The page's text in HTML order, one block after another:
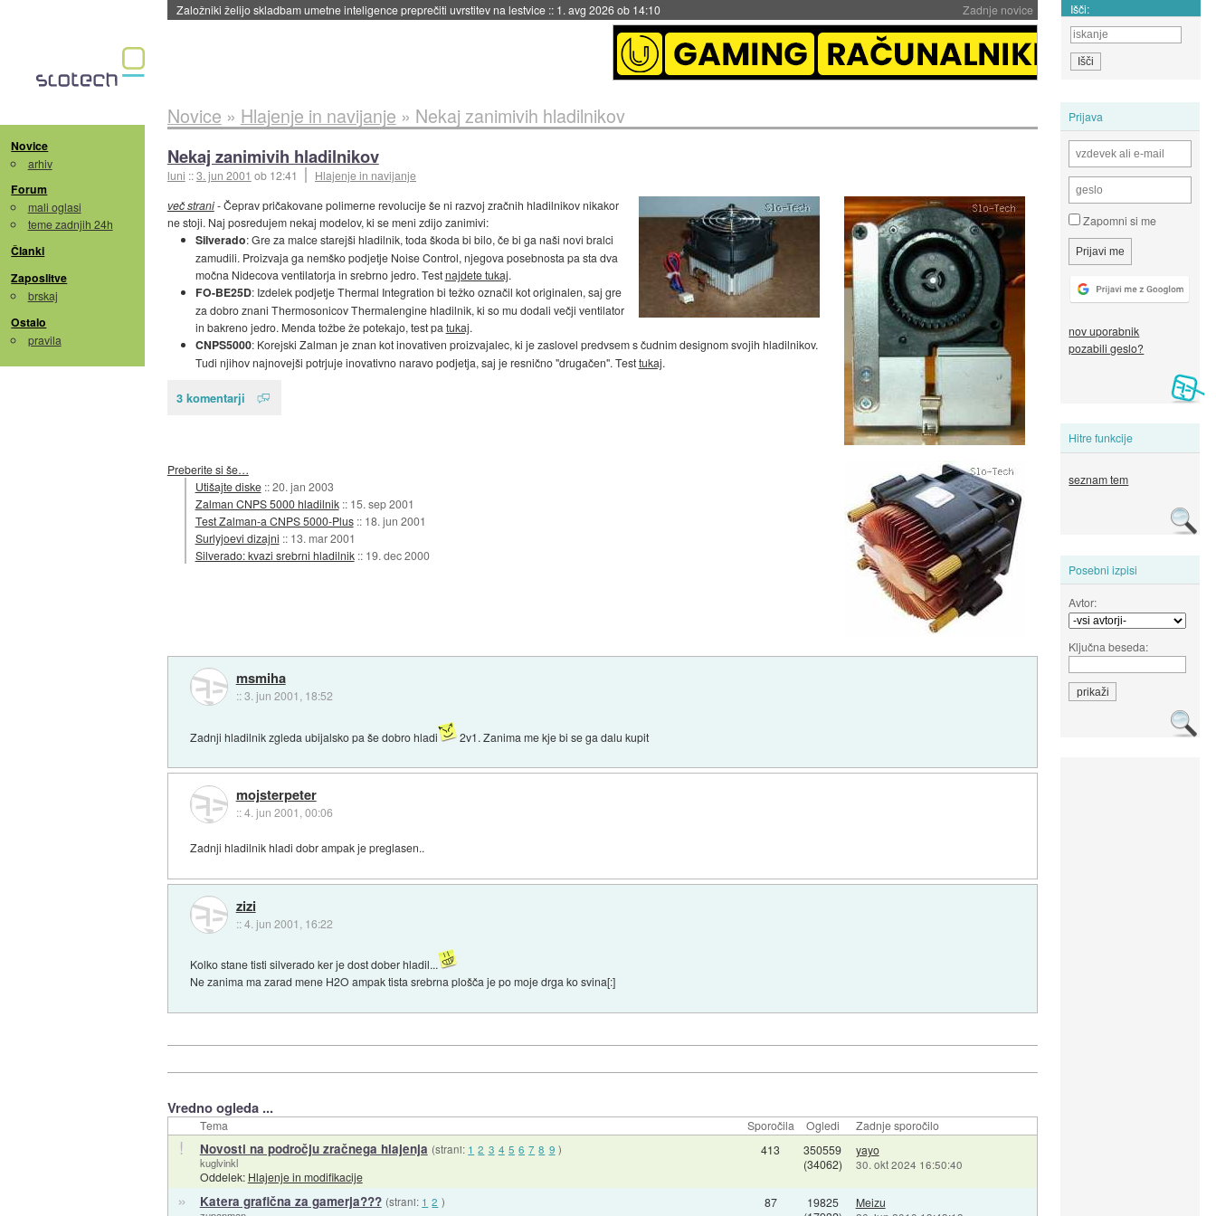
Zadnje novice
Založniki želijo skladbam umetne inteligence preprečiti uvrstitev na lestvice :: 1. avg 2026 ob 14:10 Išči:
Novice
arhiv
Forum
mali oglasi
teme zadnjih 24h
Članki
Zaposlitve
brskaj
Ostalo
pravila
Prijava
Zapomni si me
nov uporabnik
pozabili geslo?
Hitre funkcije
seznam tem
Posebni izpisi
Avtor:
Ključna beseda:
Novice » Hlajenje in navijanje » Nekaj zanimivih hladilnikov
Nekaj zanimivih hladilnikov
luni ::3. jun 2001 ob 12:41
Hlajenje in navijanje
več strani- Čeprav pričakovane polimerne revolucije še ni razvoj zračnih hladilnikov nikakor
ne stoji. Naj posredujem nekaj modelov, ki se meni zdijo zanimivi:
Silverado: Gre za malce starejši hladilnik, toda škoda bi bilo, če bi ga naši novi bralci
zamudili. Proizvaja ga nemško podjetje Noise Control, njegova posebnosta pa sta dva
močna Nidecova ventilatorja in srebrno jedro. Testnajdete tukaj.
FO-BE25D: Izdelek podjetje Thermal Integration bi težko označil kot originalen, saj gre
za dobro znani Thermosonicov Thermalengine hladilnik, ki so mu dodali večji ventilator
in bakreno jedro. Menda tožbe že potekajo, test pa tukaj.
CNPS5000: Korejski Zalman je znan kot inovativen proizvajalec, ki je zaslovel predvsem s čudnim designom svojih hladilnikov.
Tudi njihov najnovejši potrjuje inovativno naravo podjetja, saj je resnično "drugačen". Testtukaj.
3 komentarji
Preberite si še…
Utišajte diske ::20. jan 2003
Zalman CNPS 5000 hladilnik :: 15. sep 2001
Test Zalman-a CNPS 5000-Plus :: 18. jun 2001
Surlyjoevi dizajni :: 13. mar 2001
Silverado: kvazi srebrni hladilnik :: 19. dec 2000
msmiha
::3. jun 2001, 18:52
Zadnji hladilnik zgleda ubijalsko pa še dobro hladi 2v1. Zanima me kje bi se ga dalu kupit
mojsterpeter
::4. jun 2001, 00:06
Zadnji hladilnik hladi dobr ampak je preglasen..
zizi
::4. jun 2001, 16:22
Kolko stane tisti silverado ker je dost dober hladil...
Ne zanima ma zarad mene H2O ampak tista srebrna plošča je po moje drga ko svina[:]
Vredno ogleda ...
Tema Sporočila Ogledi Zadnje sporočilo
! Novosti na področju zračnega hlajenja (strani: 1 2 3 4 5 6 7 8 9 )
kuglvinkl
Oddelek: Hlajenje in modifikacije
413
350559
(34062)
yayo
30. okt 2024 16:50:40
» Katera grafična za gamerja??? (strani: 1 2 )
87
19825
Meizu